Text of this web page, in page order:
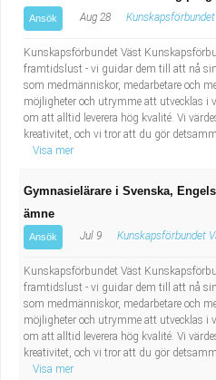
Ansök Aug 28
Kunskapsförbundet Väst
framtidslust - vi guidar dem till att nå
som medmänniskor, medarbetare och
möjligheter och utrymme att utvecklas i
om att alltid leverera hög kvalité. Vi
kreativitet, och vi tror att du gör
Visa mer
Gymnasielärare i Svenska,
ämne
Ansök Jul 9 Kunskapsförbundet
Kunskapsförbundet Väst
framtidslust - vi guidar dem till att nå
som medmänniskor, medarbetare och
möjligheter och utrymme att utvecklas i
om att alltid leverera hög kvalité. Vi
kreativitet, och vi tror att du gör
Visa mer